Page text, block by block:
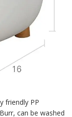
friendly PP
can be washed